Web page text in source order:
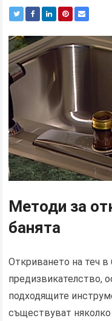
Методи за
банята
Откриването на теч
предизвикателство,
подходящите
съществуват